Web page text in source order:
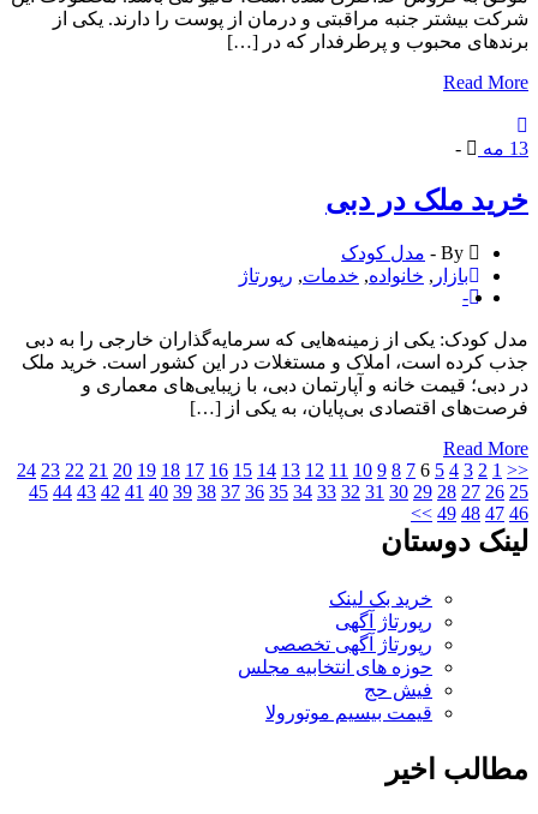
بیشتر جنبه مراقبتی و درمان از پوست را دارند. یکی از
محبوب و پرطرفدار که در […]
Read
-
ملک در دبی
مدل کودک
بازار,خانواده,خدمات,رپورتاژ
کودک: یکی از زمینه‌هایی که سرمایه‌گذاران خارجی را به دبی
کرده است، املاک و مستغلات در این کشور است. خرید ملک
قیمت خانه و آپارتمان دبی، با زیبایی‌های معماری و
اقتصادی بی‌پایان، به یکی از […]
Read
2
3
4
5
6
7
8
9
10
11
12
13
14
15
16
17
18
19
20
21
22
23
24
27
28
29
30
31
32
33
34
35
36
37
38
39
40
41
42
43
44
45
48
49
>>
دوستان
خرید بک لینک
رپورتاژ آگهی
رپورتاژ آگهی تخصصی
حوزه های انتخابیه مجلس
فیش حج
قیمت بیسیم موتورولا
اخیر